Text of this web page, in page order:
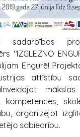
sadarbības
"IZGLEZNO
Engurē!
attīstību
kompetences,
organizējot
sabiedrību.